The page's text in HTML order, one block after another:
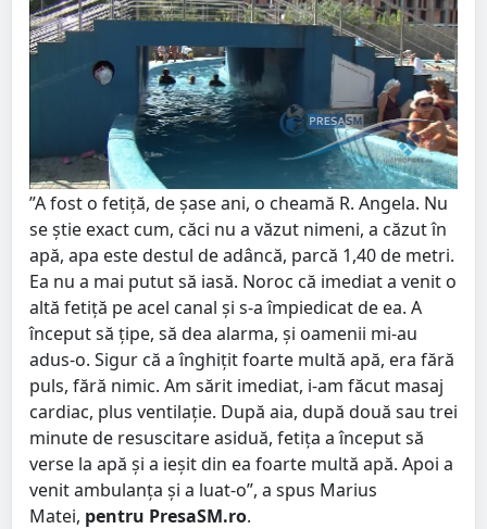
”A fost o fetiță, de șase ani, o cheamă R. Angela. Nu
se știe exact cum, căci nu a văzut nimeni, a căzut în
apă, apa este destul de adâncă, parcă 1,40 de metri.
Ea nu a mai putut să iasă. Noroc că imediat a venit o
altă fetiță pe acel canal și s-a împiedicat de ea. A
început să țipe, să dea alarma, și oamenii mi-au
adus-o. Sigur că a înghițit foarte multă apă, era fără
puls, fără nimic. Am sărit imediat, i-am făcut masaj
cardiac, plus ventilație. După aia, după două sau trei
minute de resuscitare asiduă, fetița a început să
verse la apă și a ieșit din ea foarte multă apă. Apoi a
venit ambulanța și a luat-o”, a spus Marius
Matei, pentru PresaSM.ro.